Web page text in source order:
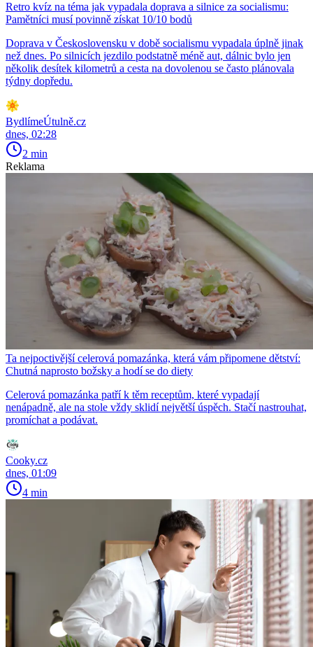
Retro kvíz na téma jak vypadala doprava a silnice za socialismu:
Pamětníci musí povinně získat 10/10 bodů
Doprava v Československu v době socialismu vypadala úplně jinak
než dnes. Po silnicích jezdilo podstatně méně aut, dálnic bylo jen
několik desítek kilometrů a cesta na dovolenou se často plánovala
týdny dopředu.
BydlímeÚtulně.cz
dnes, 02:28
2 min
Reklama
Ta nejpoctivější celerová pomazánka, která vám připomene dětství:
Chutná naprosto božsky a hodí se do diety
Celerová pomazánka patří k těm receptům, které vypadají
nenápadně, ale na stole vždy sklidí největší úspěch. Stačí nastrouhat,
promíchat a podávat.
Cooky.cz
dnes, 01:09
4 min